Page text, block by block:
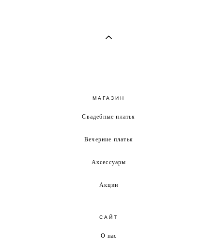
МАГАЗИН
Свадебные платья
Вечерние платья
Аксессуары
Акции
САЙТ
О нас